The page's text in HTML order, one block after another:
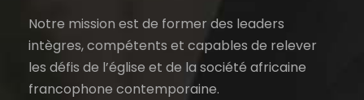
Notre mission est de former des leaders
intègres, compétents et capables de relever
les défis de l’église et de la société africaine
francophone contemporaine.